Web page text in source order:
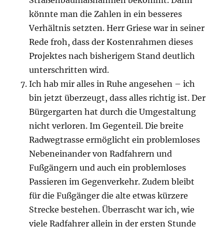
könnte man die Zahlen in ein besseres
Verhältnis setzten. Herr Griese war in seiner
Rede froh, dass der Kostenrahmen dieses
Projektes nach bisherigem Stand deutlich
unterschritten wird.
Ich hab mir alles in Ruhe angesehen – ich
bin jetzt überzeugt, dass alles richtig ist. Der
Bürgergarten hat durch die Umgestaltung
nicht verloren. Im Gegenteil. Die breite
Radwegtrasse ermöglicht ein problemloses
Nebeneinander von Radfahrern und
Fußgängern und auch ein problemloses
Passieren im Gegenverkehr. Zudem bleibt
für die Fußgänger die alte etwas kürzere
Strecke bestehen. Überrascht war ich, wie
viele Radfahrer allein in der ersten Stunde